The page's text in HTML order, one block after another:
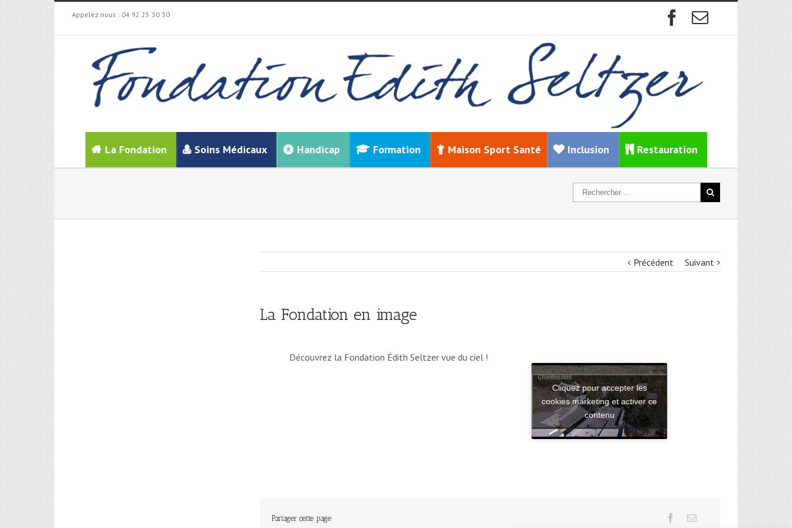
Appelez nous : 04 92 25 30 30
La Fondation Soins Médicaux Handicap Formation Maison Sport Santé Inclusion Restauration
Précédent Suivant
La Fondation en image
Découvrez la Fondation Édith Seltzer vue du ciel !
Cliquez pour accepter les
cookies marketing et activer ce
contenu
Partager cette page